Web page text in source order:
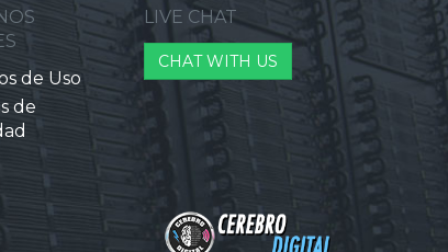
de Uso
de
LIVE CHAT
CHAT WITH US